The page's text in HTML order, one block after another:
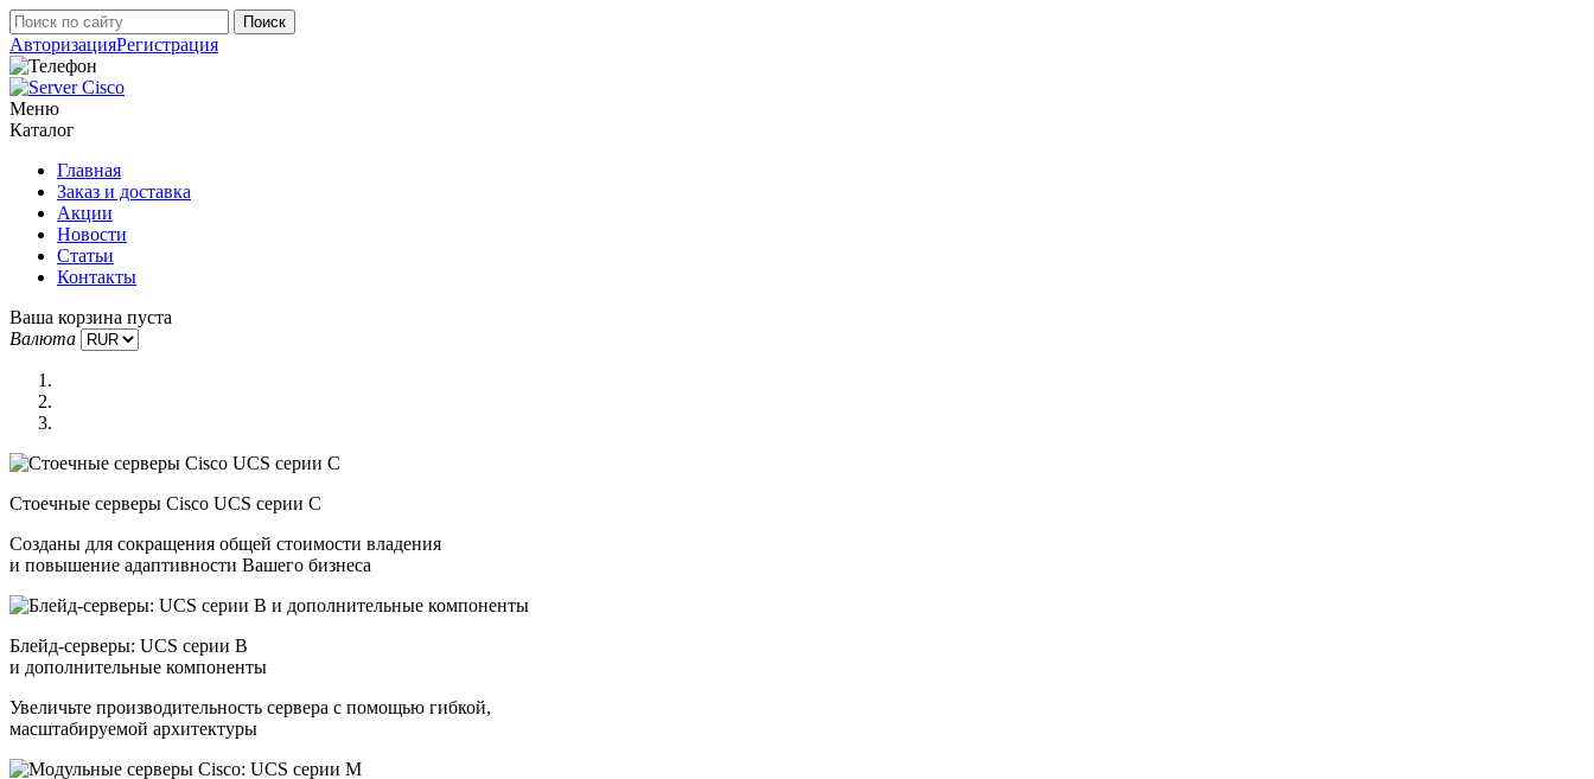
АвторизацияРегистрация
Меню
Каталог
Главная
Заказ и доставка
Акции
Новости
Статьи
Контакты
Ваша корзина пуста
Валюта
Стоечные серверы Cisco UCS серии C
Созданы для сокращения общей стоимости владения
и повышение адаптивности Вашего бизнеса
Блейд-серверы: UCS серии B
и дополнительные компоненты
Увеличьте производительность сервера с помощью гибкой,
масштабируемой архитектуры